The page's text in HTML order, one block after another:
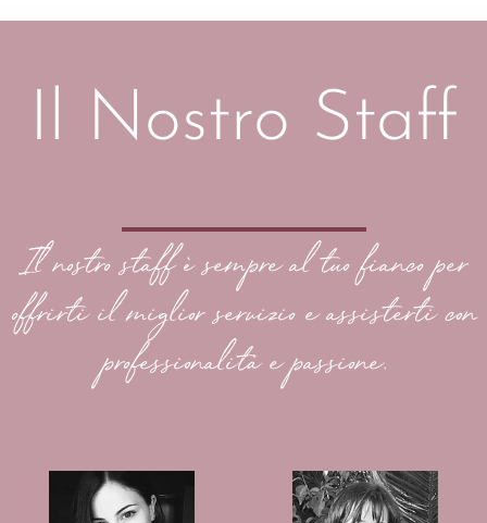
Il Nostro Staff
Il nostro staff è sempre al tuo fianco per
offrirti il miglior servizio e assisterti con
professionalità e passione.